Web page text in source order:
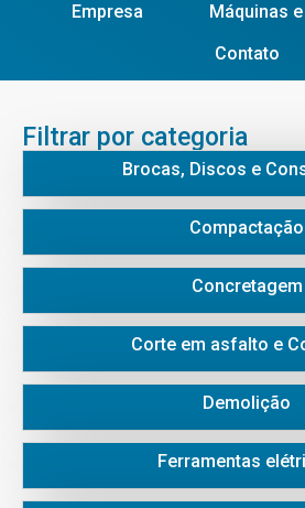
Empresa
Máquinas
Contato
Filtrar por categoria
Brocas, Discos e
Compactação
Concretagem
Corte em asfalto e
Demolição
Ferramentas